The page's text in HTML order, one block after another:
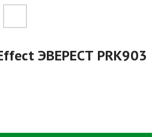
ЭВЕРЕСТ PRK903